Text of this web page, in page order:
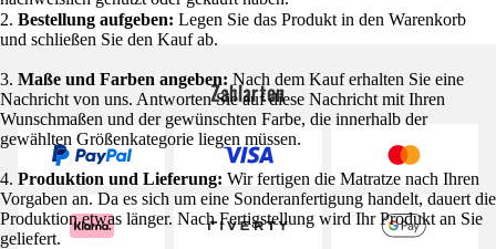
2. Bestellung aufgeben: Legen Sie das Produkt in den Warenkorb
und schließen Sie den Kauf ab.
3. Maße und Farben angeben: Nach dem Kauf erhalten Sie eine
Nachricht von uns. Antworten Sie auf diese Nachricht mit Ihren
Wunschmaßen und der gewünschten Farbe, die innerhalb der
gewählten Größenkategorie liegen müssen.
4. Produktion und Lieferung: Wir fertigen die Matratze nach Ihren
Vorgaben an. Da es sich um eine Sonderanfertigung handelt, dauert die
Produktion etwas länger. Nach Fertigstellung wird Ihr Produkt an Sie
geliefert.
Zahlarten